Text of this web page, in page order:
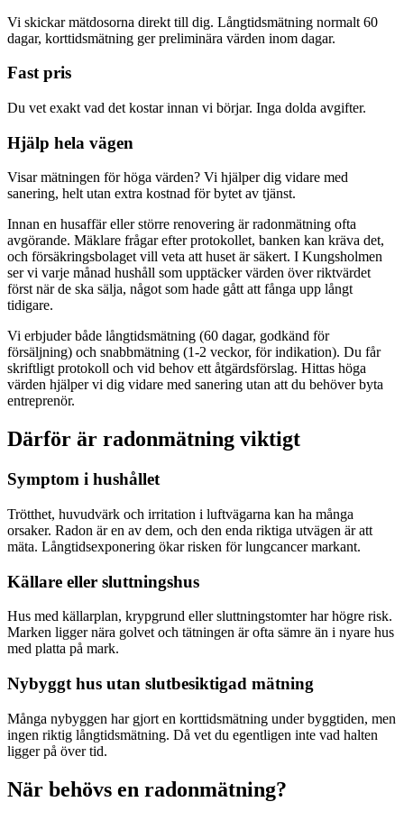
Vi skickar mätdosorna direkt till dig. Långtidsmätning normalt 60
dagar, korttidsmätning ger preliminära värden inom dagar.
Fast pris
Du vet exakt vad det kostar innan vi börjar. Inga dolda avgifter.
Hjälp hela vägen
Visar mätningen för höga värden? Vi hjälper dig vidare med
sanering, helt utan extra kostnad för bytet av tjänst.
Innan en husaffär eller större renovering är radonmätning ofta
avgörande. Mäklare frågar efter protokollet, banken kan kräva det,
och försäkringsbolaget vill veta att huset är säkert. I Kungsholmen
ser vi varje månad hushåll som upptäcker värden över riktvärdet
först när de ska sälja, något som hade gått att fånga upp långt
tidigare.
Vi erbjuder både långtidsmätning (60 dagar, godkänd för
försäljning) och snabbmätning (1-2 veckor, för indikation). Du får
skriftligt protokoll och vid behov ett åtgärdsförslag. Hittas höga
värden hjälper vi dig vidare med sanering utan att du behöver byta
entreprenör.
Därför är radonmätning viktigt
Symptom i hushållet
Trötthet, huvudvärk och irritation i luftvägarna kan ha många
orsaker. Radon är en av dem, och den enda riktiga utvägen är att
mäta. Långtidsexponering ökar risken för lungcancer markant.
Källare eller sluttningshus
Hus med källarplan, krypgrund eller sluttningstomter har högre risk.
Marken ligger nära golvet och tätningen är ofta sämre än i nyare hus
med platta på mark.
Nybyggt hus utan slutbesiktigad mätning
Många nybyggen har gjort en korttidsmätning under byggtiden, men
ingen riktig långtidsmätning. Då vet du egentligen inte vad halten
ligger på över tid.
När behövs en radonmätning?